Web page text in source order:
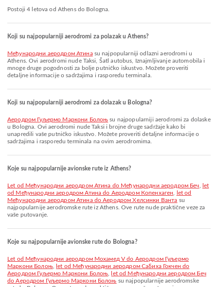
Postoji 4 letova od Athens do Bologna.
Koji su najpopularniji aerodromi za polazak u Athens?
Међународни аеродром Атинаsu najpopularniji odlazni aerodromi u
Athens. Ovi aerodromi nude Taksi, Šatl autobus, Iznajmljivanje automobila i
mnoge druge pogodnosti za bolje putničko iskustvo. Možete proveriti
detaljne informacije o sadržajima i rasporedu terminala.
Koji su najpopularniji aerodromi za dolazak u Bologna?
Аеродром Гуљермо Маркони Болоњ su najpopularniji aerodromi za dolaske
u Bologna. Ovi aerodromi nude Taksi i brojne druge sadržaje kako bi
unapredili vaše putničko iskustvo. Možete proveriti detaljne informacije o
sadržajima i rasporedu terminala na ovim aerodromima.
Koje su najpopularnije avionske rute iz Athens?
let od Међународни аеродром Атина do Међународни аеродром Беч
let
od Међународни аеродром Атина do Аеродром Копенхаген
let od
Међународни аеродром Атина do Аеродром Хелсинки Ванта su
najpopularnije aerodromske rute iz Athens. Ove rute nude praktične veze za
vaše putovanje.
Koje su najpopularnije avionske rute do Bologna?
let od Међународни аеродром Мохамед V do Аеродром Гуљермо
Маркони Болоњ,
let od Међународни аеродром Сабиха Гокчен do
Аеродром Гуљермо Маркони Болоњ
let od Међународни аеродром Беч
do Аеродром Гуљермо Маркони Болоњ su najpopularnije aerodromske